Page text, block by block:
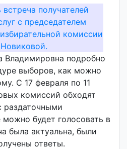
т
о
р
:
v
o
i
d
d
m
d
y
Владимировна подробно
выборов, как можно
С 17 февраля по 11
комиссий обходят
раздаточными
будет голосовать в
была актуальна, были
ответы.